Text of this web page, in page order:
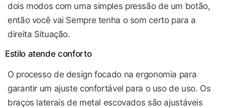
dois modos com uma simples pressão de um botão,
então você vai Sempre tenha o som certo para a
direita Situação.
Estilo atende conforto
O processo de design focado na ergonomia para
garantir um ajuste confortável para o uso de uso. Os
braços laterais de metal escovados são ajustáveis ​​